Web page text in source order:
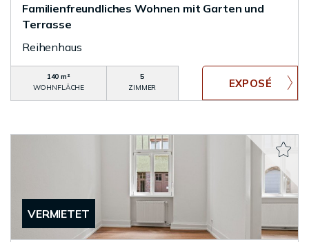
Familienfreundliches Wohnen mit Garten und
Terrasse
Reihenhaus
140 m²
WOHNFLÄCHE
5
ZIMMER
VERMIETET